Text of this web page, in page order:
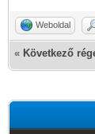
Weboldal
« Következő